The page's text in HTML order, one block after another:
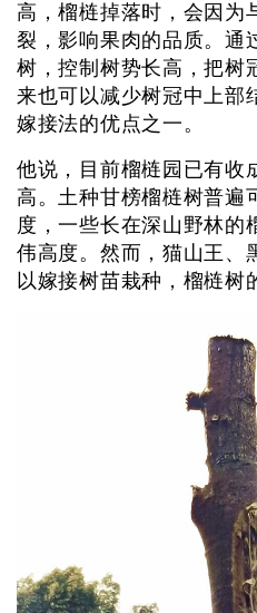
高，榴梿掉落时，会因为
裂，影响果肉的品质。通
树，控制树势长高，把树
来也可以减少树冠中上部
嫁接法的优点之一。
他说，目前榴梿园已有收
高。土种甘榜榴梿树普遍
度，一些长在深山野林的
伟高度。然而，猫山王、
以嫁接树苗栽种，榴梿树